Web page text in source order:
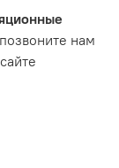
нам